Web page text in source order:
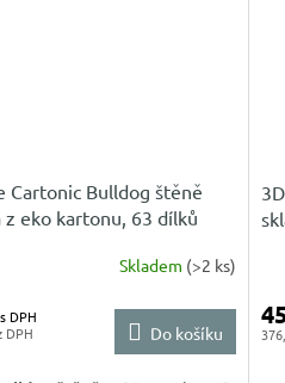
Cartonic Bulldog štěně
z eko kartonu, 63 dílků
Skladem (>2 ks)
Do košíku